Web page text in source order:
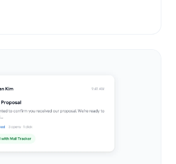
10 Ready-to-Use Designs for